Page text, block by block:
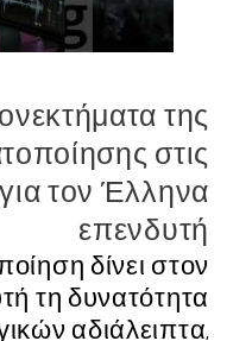
της
στις
τον Έλληνα
επενδυτή
δίνει στον
τη δυνατότητα
αδιάλειπτα,